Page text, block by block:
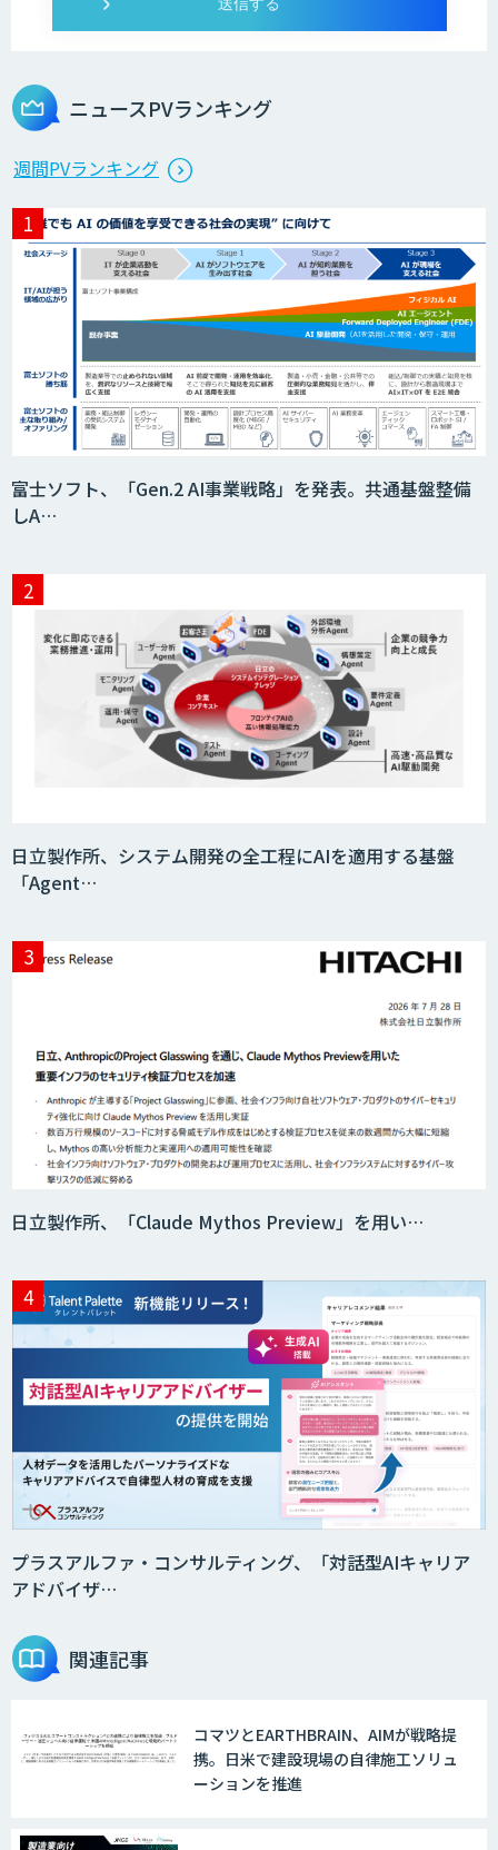
ニュースPVランキング
週間PVランキング
富士ソフト、「Gen.2 AI事業戦略」を発表。共通基盤整備
しA…
日立製作所、システム開発の全工程にAIを適用する基盤
「Agent…
日立製作所、「Claude Mythos Preview」を用い…
プラスアルファ・コンサルティング、「対話型AIキャリア
アドバイザ…
関連記事
コマツとEARTHBRAIN、AIMが戦略提
携。日米で建設現場の自律施工ソリュ
ーションを推進